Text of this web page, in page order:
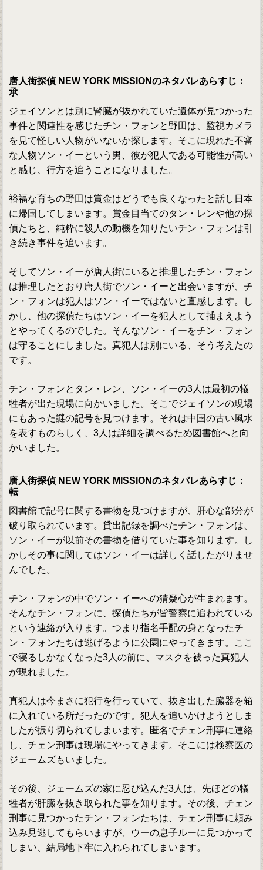
唐人街探偵 NEW YORK MISSIONのネタバレあらすじ：
承
ジェイソンとは別に腎臓が抜かれていた遺体が見つかった
事件と関連性を感じたチン・フォンと野田は、監視カメラ
を見て怪しい人物がいないか探します。そこに現れた不審
な人物ソン・イーという男、彼が犯人である可能性が高い
と感じ、行方を追うことになりました。
裕福な育ちの野田は賞金はどうでも良くなったと話し日本
に帰国してしまいます。賞金目当てのタン・レンや他の探
偵たちと、純粋に殺人の動機を知りたいチン・フォンは引
き続き事件を追います。
そしてソン・イーが唐人街にいると推理したチン・フォン
は推理したとおり唐人街でソン・イーと出会いますが、チ
ン・フォンは犯人はソン・イーではないと直感します。し
かし、他の探偵たちはソン・イーを犯人として捕まえよう
とやってくるのでした。そんなソン・イーをチン・フォン
は守ることにしました。真犯人は別にいる、そう考えたの
です。
チン・フォンとタン・レン、ソン・イーの3人は最初の犠
牲者が出た現場に向かいました。そこでジェイソンの現場
にもあった謎の記号を見つけます。それは中国の古い風水
を表すものらしく、3人は詳細を調べるため図書館へと向
かいました。
唐人街探偵 NEW YORK MISSIONのネタバレあらすじ：
転
図書館で記号に関する書物を見つけますが、肝心な部分が
破り取られています。貸出記録を調べたチン・フォンは、
ソン・イーが以前その書物を借りていた事を知ります。し
かしその事に関してはソン・イーは詳しく話したがりませ
んでした。
チン・フォンの中でソン・イーへの猜疑心が生まれます。
そんなチン・フォンに、探偵たちが皆警察に追われている
という連絡が入ります。つまり指名手配の身となったチ
ン・フォンたちは逃げるように公園にやってきます。ここ
で寝るしかなくなった3人の前に、マスクを被った真犯人
が現れました。
真犯人は今まさに犯行を行っていて、抜き出した臓器を箱
に入れている所だったのです。犯人を追いかけようとしま
したが振り切られてしまいます。匿名でチェン刑事に連絡
し、チェン刑事は現場にやってきます。そこには検察医の
ジェームズもいました。
その後、ジェームズの家に忍び込んだ3人は、先ほどの犠
牲者が肝臓を抜き取られた事を知ります。その後、チェン
刑事に見つかったチン・フォンたちは、チェン刑事に頼み
込み見逃してもらいますが、ウーの息子ルーに見つかって
しまい、結局地下牢に入れられてしまいます。